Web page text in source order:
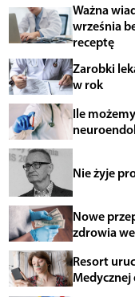
Ważna
września
receptę
Zarobki
w rok
Ile
Nie żyje
Nowe
zdrowia
Resort
Medycznej